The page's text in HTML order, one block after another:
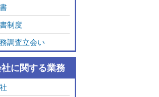
制度
調査立会い
に関する業務